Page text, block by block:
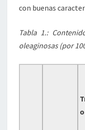
con buenas
Tabla 1.:
oleaginosas (por
o